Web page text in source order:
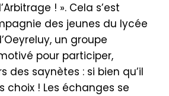
! ». Cela s’est
des jeunes du lycée
un groupe
pour participer,
des saynètes : si bien qu’il
choix ! Les échanges se